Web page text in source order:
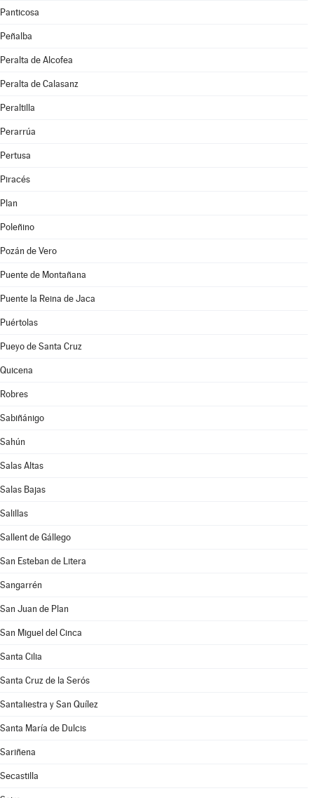
Panticosa
Peñalba
Peralta de Alcofea
Peralta de Calasanz
Peraltilla
Perarrúa
Pertusa
Piracés
Plan
Poleñino
Pozán de Vero
Puente de Montañana
Puente la Reina de Jaca
Puértolas
Pueyo de Santa Cruz
Quicena
Robres
Sabiñánigo
Sahún
Salas Altas
Salas Bajas
Salillas
Sallent de Gállego
San Esteban de Litera
Sangarrén
San Juan de Plan
San Miguel del Cinca
Santa Cilia
Santa Cruz de la Serós
Santaliestra y San Quílez
Santa María de Dulcis
Sariñena
Secastilla